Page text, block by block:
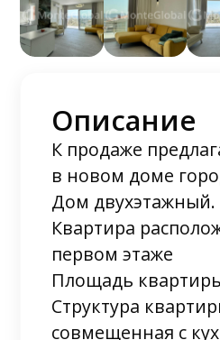
Описание
К продаже
в новом доме
Дом двухэтажный.
Квартира
первом этаже
Площадь
Структура
совмещенная с